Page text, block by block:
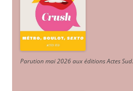
Parution mai 2026 aux éditions Actes Sud